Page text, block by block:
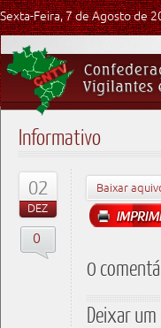
Sexta-Feira, 7 de Agosto de
Informativo
02
DEZ
0
Baixar
0
Deixar